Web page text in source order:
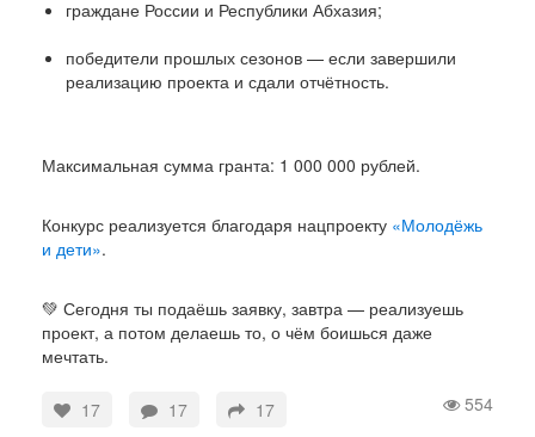
граждане России и Республики Абхазия;
победители прошлых сезонов — если завершили
реализацию проекта и сдали отчётность.
Максимальная сумма гранта: 1 000 000 рублей.
Конкурс реализуется благодаря нацпроекту «Молодёжь
и дети».
💚 Сегодня ты подаёшь заявку, завтра — реализуешь
проект, а потом делаешь то, о чём боишься даже
мечтать.
554
17 17 17